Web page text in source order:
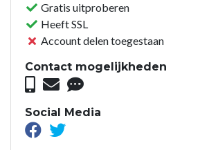
Gratis uitproberen
Heeft SSL
Account delen toegestaan
Contact mogelijkheden
Social Media